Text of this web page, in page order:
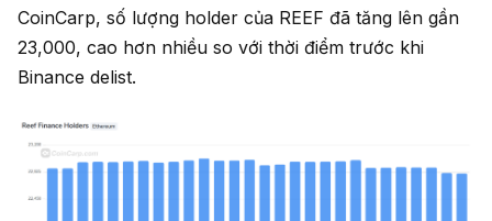
CoinCarp, số lượng holder của REEF đã tăng lên gần
23,000, cao hơn nhiều so với thời điểm trước khi
Binance delist.